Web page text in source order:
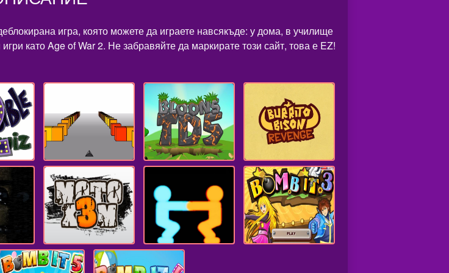
игра, която можете да играете навсякъде: у дома, в училище
като Age of War 2. Не забравяйте да маркирате този сайт, това е EZ!